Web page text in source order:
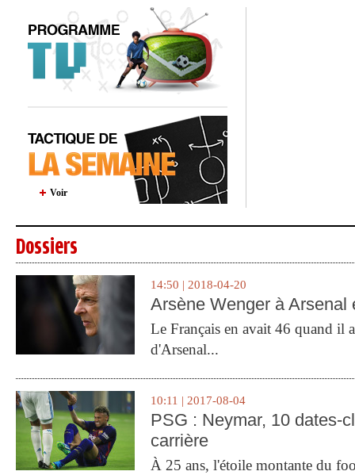
Voir
Dossiers
14:50 | 2018-04-20
Arsène Wenger à Arsenal
Le Français en avait 46 quand il
d'Arsenal...
10:11 | 2017-08-04
PSG : Neymar, 10 dates-
carrière
À 25 ans, l'étoile montante du